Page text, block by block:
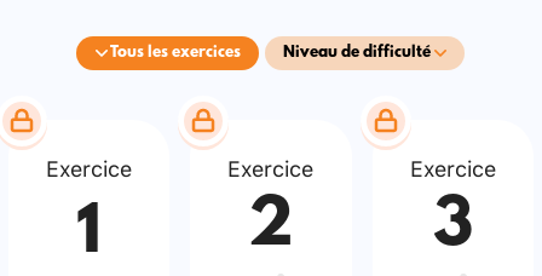
Tous les exercices Niveau de difficulté
Exercice
1
Exercice
2
Exercice
3